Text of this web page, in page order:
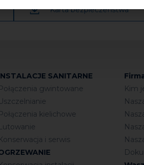
Karta bezpieczeństwa
SANITARNE
gwintowane
kielichowe
i serwis
Kim